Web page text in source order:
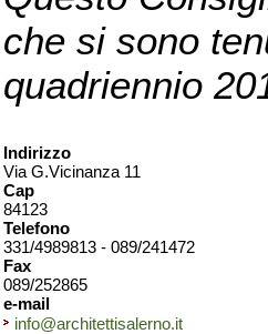
che si sono
quadriennio
Indirizzo
Via G.Vicinanza 11
Cap
84123
Telefono
331/4989813 - 089/241472
Fax
089/252865
e-mail
info@architettisalerno.it